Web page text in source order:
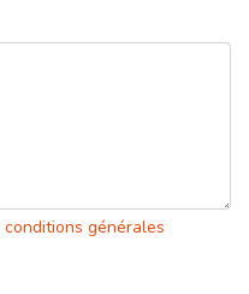
conditions générales